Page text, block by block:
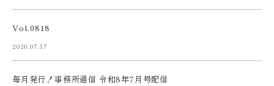
Vol.0818
2026.07.17
毎月発行！事務所通信 令和8年7月号配信